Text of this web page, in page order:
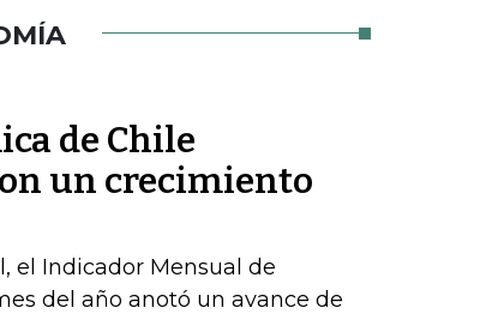
de Chile
un crecimiento
el Indicador Mensual de
del año anotó un avance de